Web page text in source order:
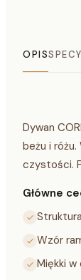
OPIS
Dywan
beżu i
czystości.
Główne
Wzór
Miękki